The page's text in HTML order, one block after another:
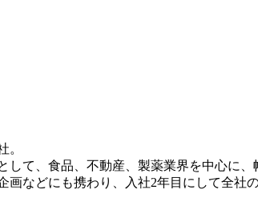
。
して、食品、不動産、製薬業界を中心に
などにも携わり、入社2年目にして全社